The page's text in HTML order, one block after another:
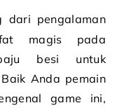
magis pada
besi untuk
Anda pemain
game ini,